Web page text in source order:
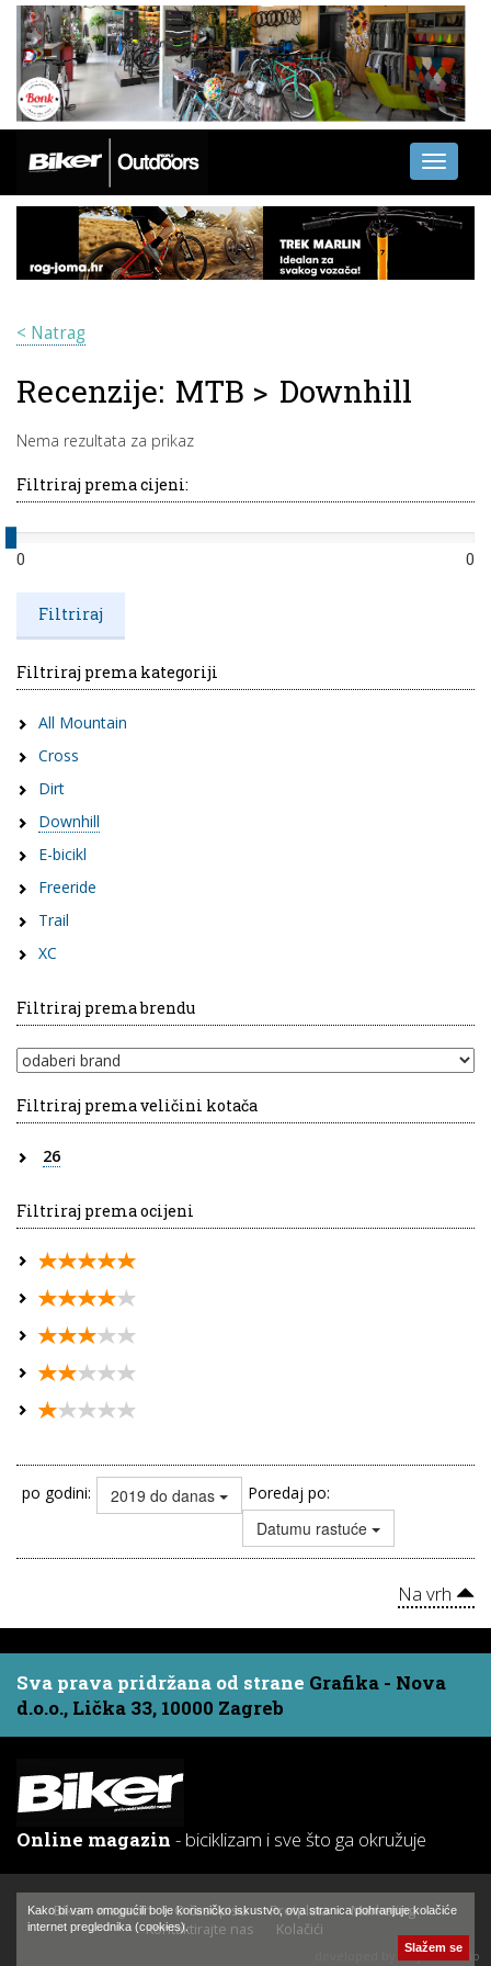
Toggle
< Natrag
Recenzije: MTB > Downhill
Nema rezultata za prikaz
Filtriraj prema cijeni:
0 0
Filtriraj prema kategoriji
All Mountain
Cross
Dirt
Downhill
E-bicikl
Freeride
Trail
XC
Filtriraj prema brendu
Filtriraj prema veličini kotača
26
Filtriraj prema ocijeni
po godini: 2019 do danas Poredaj po:
Datumu rastuće
Na vrh
Sva prava pridržana od strane Grafika - Nova
d.o.o., Lička 33, 10000 Zagreb
Online magazin - biciklizam i sve što ga okružuje
Biker - magazin O časopisu Pretplata
Marketing
Kontaktirajte nas
Kolačići
Hajtek Studio
Kako bi vam omogućili bolje korisničko iskustvo, ova stranica pohranjuje kolačiće
internet preglednika (cookies).
Slažem se